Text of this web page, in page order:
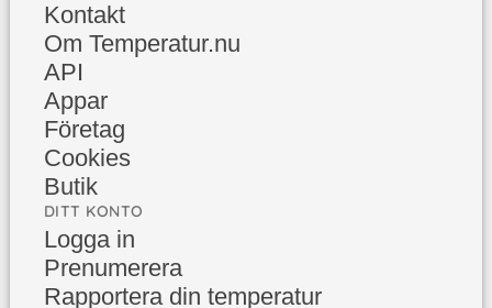
Kontakt
Om Temperatur.nu
API
Appar
Företag
Cookies
Butik
DITT KONTO
Logga in
Prenumerera
Rapportera din temperatur